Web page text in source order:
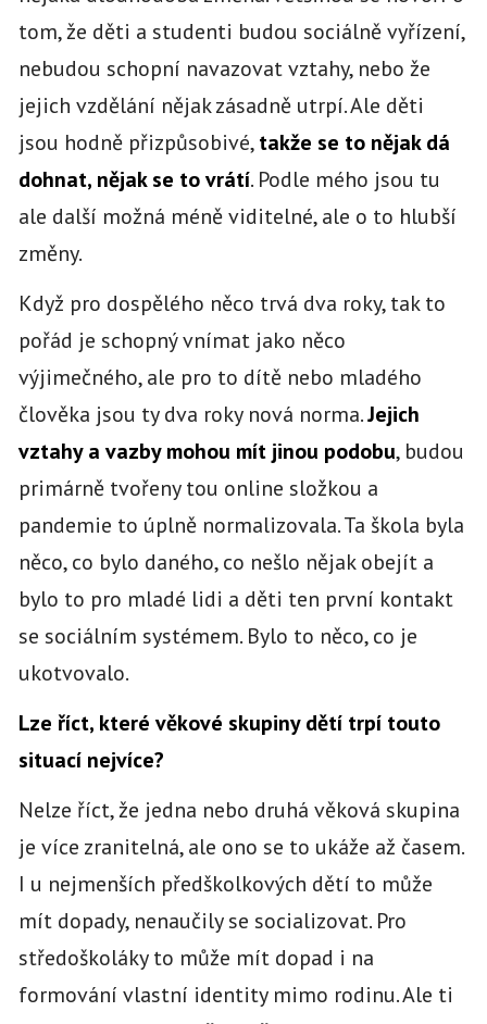
tom, že děti a studenti budou sociálně vyřízení,
nebudou schopní navazovat vztahy, nebo že
jejich vzdělání nějak zásadně utrpí. Ale děti
jsou hodně přizpůsobivé,takže se to nějak dá
dohnat, nějak se to vrátí. Podle mého jsou tu
ale další možná méně viditelné, ale o to hlubší
změny.
Když pro dospělého něco trvá dva roky, tak to
pořád je schopný vnímat jako něco
výjimečného, ale pro to dítě nebo mladého
člověka jsou ty dva roky nová norma.Jejich
vztahy a vazby mohou mít jinou podobu, budou
primárně tvořeny tou online složkou a
pandemie to úplně normalizovala. Ta škola byla
něco, co bylo daného, co nešlo nějak obejít a
bylo to pro mladé lidi a děti ten první kontakt
se sociálním systémem. Bylo to něco, co je
ukotvovalo.
Lze říct, které věkové skupiny dětí trpí touto
situací nejvíce?
Nelze říct, že jedna nebo druhá věková skupina
je více zranitelná, ale ono se to ukáže až časem.
I u nejmenších předškolkových dětí to může
mít dopady, nenaučily se socializovat. Pro
středoškoláky to může mít dopad i na
formování vlastní identity mimo rodinu. Ale ti